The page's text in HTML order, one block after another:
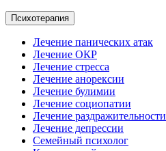
Психотерапия
Лечение панических атак
Лечение ОКР
Лечение стресса
Лечение анорексии
Лечение булимии
Лечение социопатии
Лечение раздражительности
Лечение депрессии
Семейный психолог